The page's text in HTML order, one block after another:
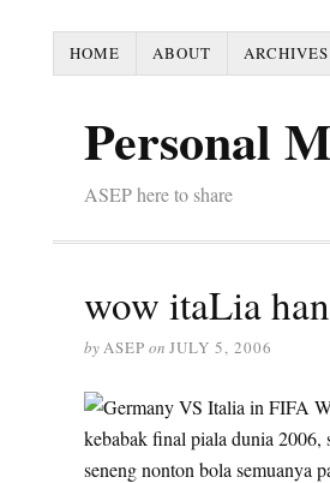
HOME ABOUT ARCHIVES
Personal
ASEP here to share
wow itaLia
byASEP on JULY 5, 2006
kebabak final piala dunia
seneng nonton bola semuanya